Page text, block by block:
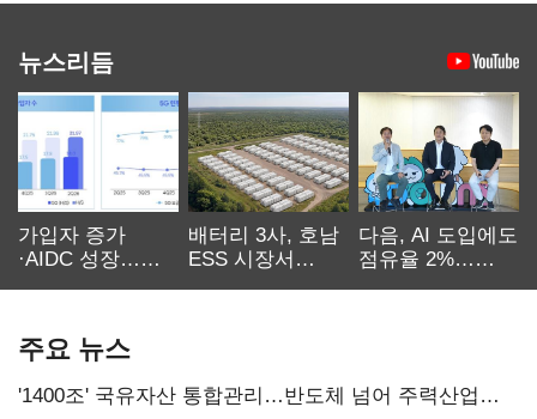
뉴스리듬
가입자 증가
·AIDC 성장…
배터리 3사, 호남
ESS 시장서
다음, AI 도입에도
점유율 2%…
주요 뉴스
'1400조' 국유자산 통합관리…반도체 넘어 주력산업